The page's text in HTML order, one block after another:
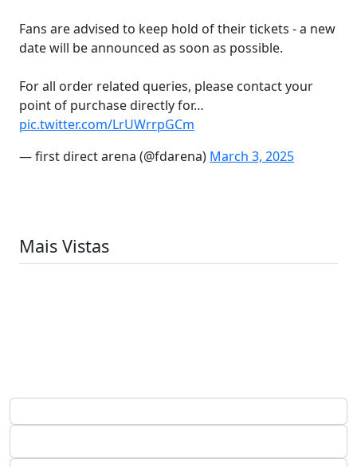
Fans are advised to keep hold of their tickets - a new
date will be announced as soon as possible.
For all order related queries, please contact your
point of purchase directly for…
pic.twitter.com/LrUWrrpGCm
— first direct arena (@fdarena) March 3, 2025
Mais Vistas